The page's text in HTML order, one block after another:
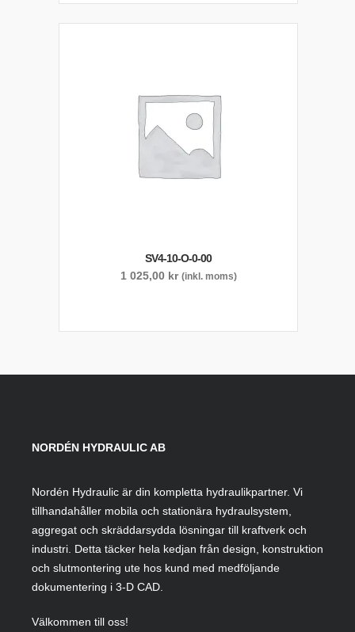
SV4-10-O-0-00
1 025,00 kr (inkl. moms)
NORDÉN HYDRAULIC AB
Nordén Hydraulic är din kompletta hydraulikpartner. Vi
tillhandahåller mobila och stationära hydraulsystem,
aggregat och skräddarsydda lösningar till kraftverk och
industri. Detta täcker hela kedjan från design, konstruktion
och slutmontering ute hos kund med medföljande
dokumentering i 3-D CAD.
Välkommen till oss!